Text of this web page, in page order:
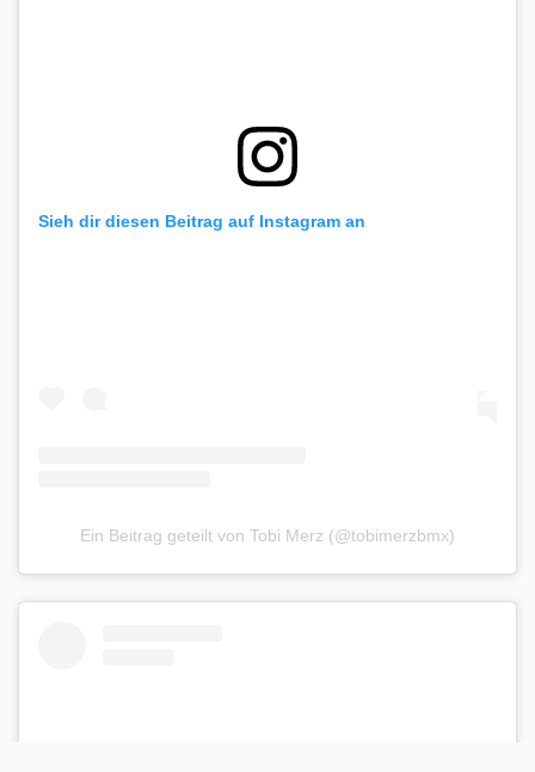
Sieh dir diesen Beitrag auf Instagram an
Ein Beitrag geteilt von Tobi Merz (@tobimerzbmx)